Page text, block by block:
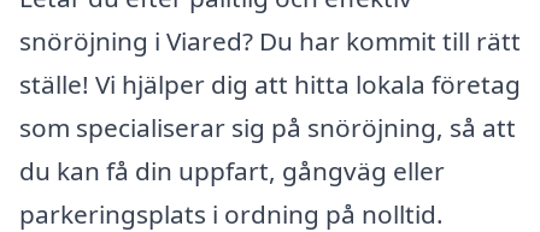
snöröjning i Viared? Du har kommit till rätt
ställe! Vi hjälper dig att hitta lokala företag
som specialiserar sig på snöröjning, så att
du kan få din uppfart, gångväg eller
parkeringsplats i ordning på nolltid.